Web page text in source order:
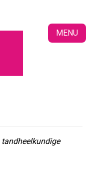
MENU
tandheelkundige